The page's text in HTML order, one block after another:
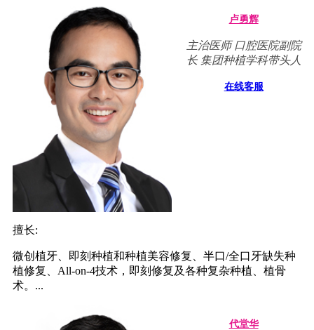
卢勇辉
主治医师 口腔医院副院
长 集团种植学科带头人
在线客服
擅长:
微创植牙、即刻种植和种植美容修复、半口/全口牙缺失种
植修复、All-on-4技术，即刻修复及各种复杂种植、植骨
术。...
代堂华